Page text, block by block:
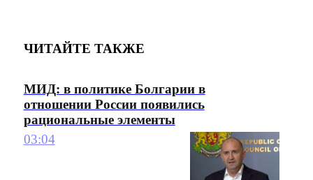
ЧИТАЙТЕ ТАКЖЕ
МИД: в политике Болгарии в
отношении России появились
рациональные элементы
03:04